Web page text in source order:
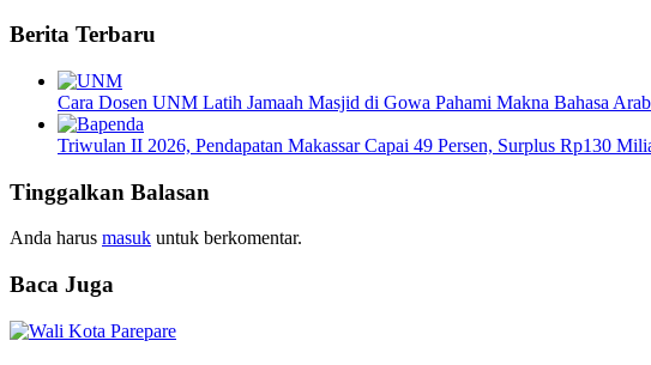
Berita Terbaru
Cara Dosen UNM Latih Jamaah Masjid di Gowa Pahami Makna Bahasa
Triwulan II 2026, Pendapatan Makassar Capai 49 Persen, Surplus Rp130
Tinggalkan Balasan
Anda harus masuk untuk berkomentar.
Baca Juga